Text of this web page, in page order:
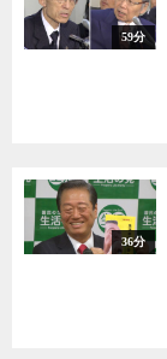
59分
36分